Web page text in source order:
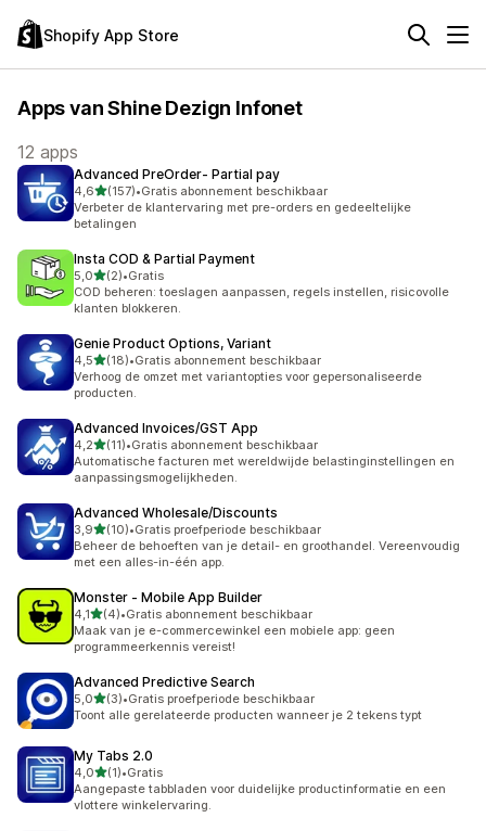
Shopify App Store
Apps van Shine Dezign Infonet
12 apps
Advanced PreOrder‑ Partial pay
4,6van 5 sterren
(157)
157 recensies in totaal
•Gratis abonnement beschikbaar
Verbeter de klantervaring met pre-orders en gedeeltelijke
betalingen
Insta COD & Partial Payment
5,0van 5 sterren
(2)
2 recensies in totaal
•Gratis
COD beheren: toeslagen aanpassen, regels instellen, risicovolle
klanten blokkeren.
Genie Product Options, Variant
4,5van 5 sterren
(18)
18 recensies in totaal
•Gratis abonnement beschikbaar
Verhoog de omzet met variantopties voor gepersonaliseerde
producten.
Advanced Invoices/GST App
4,2van 5 sterren
(11)
11 recensies in totaal
•Gratis abonnement beschikbaar
Automatische facturen met wereldwijde belastinginstellingen en
aanpassingsmogelijkheden.
Advanced Wholesale/Discounts
3,9van 5 sterren
(10)
10 recensies in totaal
•Gratis proefperiode beschikbaar
Beheer de behoeften van je detail- en groothandel. Vereenvoudig
met een alles-in-één app.
Monster ‑ Mobile App Builder
4,1van 5 sterren
(4)
4 recensies in totaal
•Gratis abonnement beschikbaar
Maak van je e-commercewinkel een mobiele app: geen
programmeerkennis vereist!
Advanced Predictive Search
5,0van 5 sterren
(3)
3 recensies in totaal
•Gratis proefperiode beschikbaar
Toont alle gerelateerde producten wanneer je 2 tekens typt
My Tabs 2.0
4,0van 5 sterren
(1)
1 recensies in totaal
•Gratis
Aangepaste tabbladen voor duidelijke productinformatie en een
vlottere winkelervaring.